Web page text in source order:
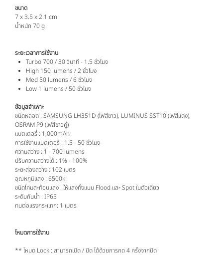
ขนาด
7 x 3.5 x 2.1 cm
น้ำหนัก 70 g
ระยะเวลาการใช้งาน
Turbo 700 / 30 วินาที - 1.5 ชั่วโมง
High 150 lumens / 2 ชั่วโมง
Med 50 lumens / 6 ชั่วโมง
Low 1 lumens / 50 ชั่วโมง
ข้อมูลจำเพาะ
ชนิดหลอด : SAMSUNG LH351D (ไฟสีขาว), LUMINUS SST10 (ไฟสีแดง),
OSRAM P9 (ไฟสีขาวคู่)
แบตเตอรี่ : 1,000mAh
การใช้งานแบตเตอรี่ : 1.5 - 50 ชั่วโมง
ความสว่าง : 1 - 700 lumens
ปรับความสว่างได้ : 1% - 100%
ระยะส่องสว่าง : 102 เมตร
อุณหภูมิแสง : 6500k
ชนิดโคมสะท้อนแสง : ให้แสงทั้งแบบ Flood และ Spot ในตัวเดียว
ระดับกันน้ำ : IP65
ทนต่อแรงกระแทก: 1 เมตร
โหมดการใช้งาน
** โหมด Lock : สามารถเปิด / ปิด ได้ด้วยการกด 4 ครั้งจากปิด